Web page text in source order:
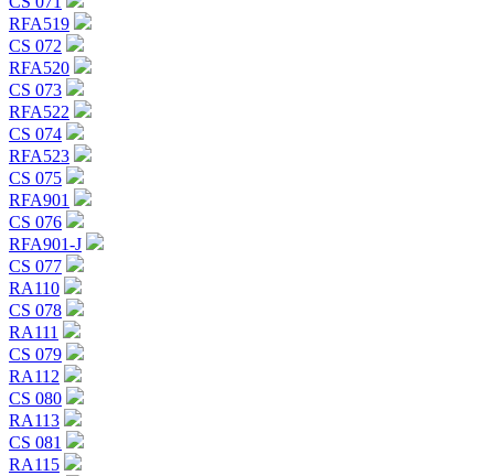
RFA519
CS 072
RFA520
CS 073
RFA522
CS 074
RFA523
CS 075
RFA901
CS 076
RFA901-J
CS 077
RA110
CS 078
RA111
CS 079
RA112
CS 080
RA113
CS 081
RA115